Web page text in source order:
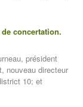
concertation.
président
nouveau directeur
10; et